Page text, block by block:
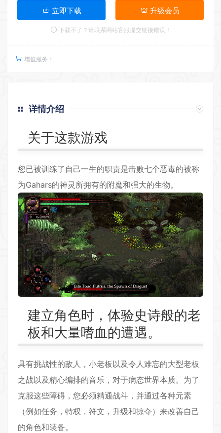
立即下载 升级会员
下载不了？请联系网站客服提交链接错误！
增值服务：
详情介绍
关于这款游戏
您已被训练了自己一生的职责是击败七个恶毒的被称
为Gahars的神灵所拥有的附魔和强大的生物。
建立角色时，体验史诗般的老
板和大量嗜血的遭遇。
具有挑战性的敌人，小老板以及令人难忘的大型老板
之战以及精心编排的音乐，对于病态世界本质。为了
克服这些障碍，您必须精通战斗，并通过各种元素
（例如任务，特权，符文，升级和掠夺）来改善自己
的角色和装备。